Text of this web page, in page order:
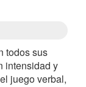
todos sus
intensidad y
juego verbal,